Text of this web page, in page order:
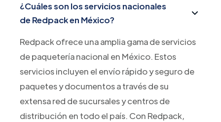
¿Cuáles son los servicios nacionales
de Redpack en México?
Redpack ofrece una amplia gama de servicios
de paquetería nacional en México. Estos
servicios incluyen el envío rápido y seguro de
paquetes y documentos a través de su
extensa red de sucursales y centros de
distribución en todo el país. Con Redpack,